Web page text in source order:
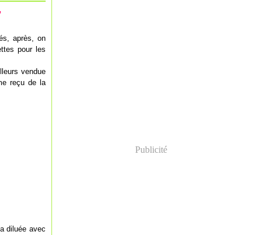
après, on
pour les
vendue
reçu de la
diluée avec
Publicité